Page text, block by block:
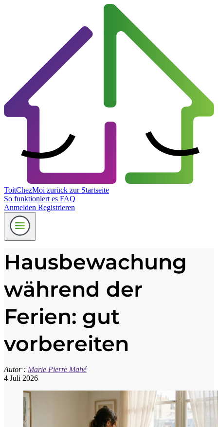
ToitChezMoi zurück zur Startseite
So funktioniert es FAQ
Anmelden Registrieren
Hausbewachung
während der
Ferien: gut
vorbereiten
Autor : Marie Pierre Mahé
4 Juli 2026